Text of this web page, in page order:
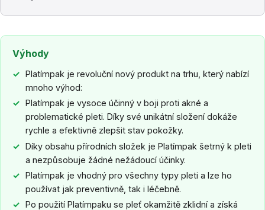
Výhody
Platímpak je revoluční nový produkt na trhu, který nabízí
mnoho výhod:
Platímpak je vysoce účinný v boji proti akné a
problematické pleti. Díky své unikátní složení dokáže
rychle a efektivně zlepšit stav pokožky.
Díky obsahu přírodních složek je Platímpak šetrný k pleti
a nezpůsobuje žádné nežádoucí účinky.
Platímpak je vhodný pro všechny typy pleti a lze ho
používat jak preventivně, tak i léčebně.
Po použití Platímpaku se pleť okamžitě zklidní a získá